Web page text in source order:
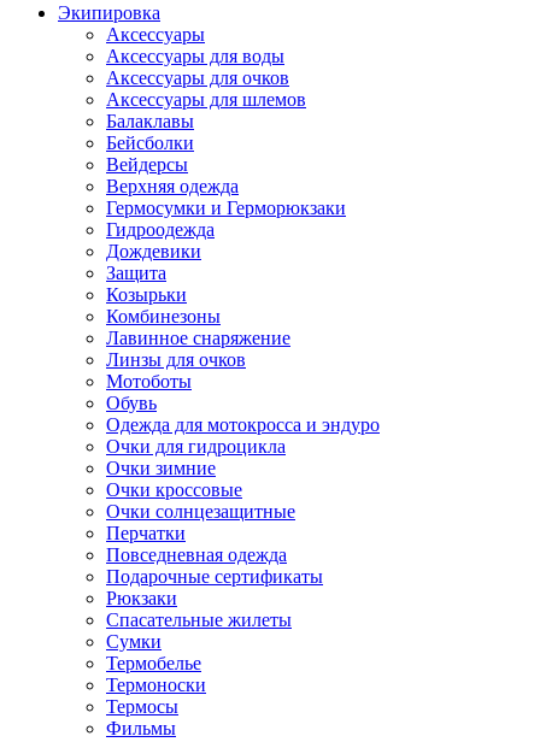
Экипировка
Аксессуары
Аксессуары для воды
Аксессуары для очков
Аксессуары для шлемов
Балаклавы
Бейсболки
Вейдерсы
Верхняя одежда
Гермосумки и Герморюкзаки
Гидроодежда
Дождевики
Защита
Козырьки
Комбинезоны
Лавинное снаряжение
Линзы для очков
Мотоботы
Обувь
Одежда для мотокросса и эндуро
Очки для гидроцикла
Очки зимние
Очки кроссовые
Очки солнцезащитные
Перчатки
Повседневная одежда
Подарочные сертификаты
Рюкзаки
Спасательные жилеты
Сумки
Термобелье
Термоноски
Термосы
Фильмы